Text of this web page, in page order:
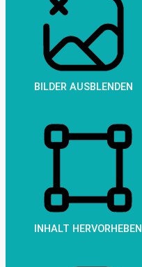
BILDER AUSBLENDEN
INHALT HERVORHEBEN